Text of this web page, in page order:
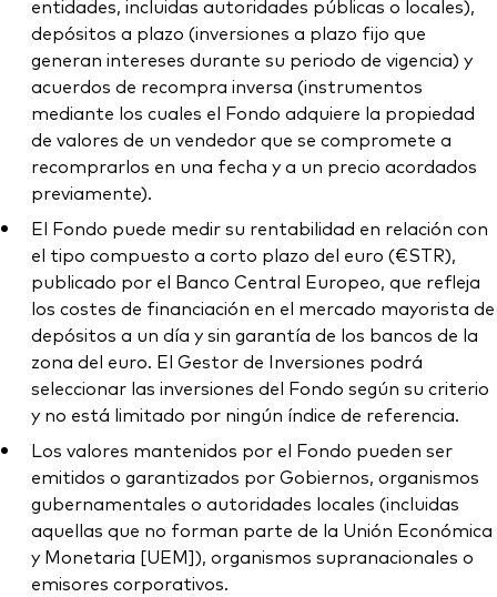
entidades, incluidas autoridades públicas o locales),
depósitos a plazo (inversiones a plazo fijo que
generan intereses durante su periodo de vigencia) y
acuerdos de recompra inversa (instrumentos
mediante los cuales el Fondo adquiere la propiedad
de valores de un vendedor que se compromete a
recomprarlos en una fecha y a un precio acordados
previamente).
El Fondo puede medir su rentabilidad en relación con
el tipo compuesto a corto plazo del euro (€STR),
publicado por el Banco Central Europeo, que refleja
los costes de financiación en el mercado mayorista de
depósitos a un día y sin garantía de los bancos de la
zona del euro. El Gestor de Inversiones podrá
seleccionar las inversiones del Fondo según su criterio
y no está limitado por ningún índice de referencia.
Los valores mantenidos por el Fondo pueden ser
emitidos o garantizados por Gobiernos, organismos
gubernamentales o autoridades locales (incluidas
aquellas que no forman parte de la Unión Económica
y Monetaria [UEM]), organismos supranacionales o
emisores corporativos.